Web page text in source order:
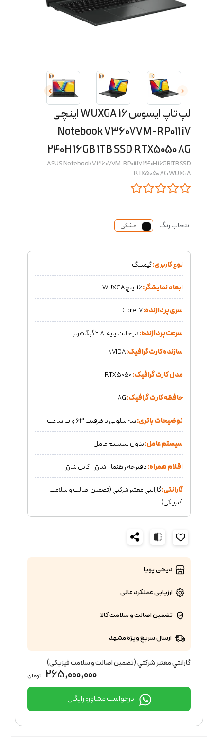
لپ تاپ ایسوس 16 WUXGA اینچی
Notebook V3607VM-RP011 i7
240H 16GB 1TB SSD RTX5050 8G
ASUS Notebook V3607VM-RP011 i7 240H 16GB 1TB SSD
RTX5050 8G WUXGA
انتخاب رنگ : مشکی
نوع کاربری:گیمینگ
ابعاد نمایشگر:16 اینچ WUXGA
سری پردازنده:Core i7
سرعت پردازنده:در حالت پایه: 2.8 گیگاهرتز
سازنده کارت گرافیک:NVIDA
مدل کارت گرافیک:RTX5050
حافظه کارت گرافیک:8G
توضیحات باتری:سه سلولی با ظرفیت ۶۳ وات ساعت
سیستم عامل:بدون سیستم عامل
اقلام همراه:دفترچه راهنما - شارژر - کابل شارژر
گارانتی:گارانتي معتبر شركتي (تضمين اصالت و سلامت
فیزیکی)
دیجی پویا
ارزیابی عملکردعالی
تضمین اصالت و سلامت کالا
ارسال سریع ویژه مشهد
گارانتي معتبر شركتي (تضمين اصالت و سلامت فیزیکی)
265,000,000 تومان
درخواست مشاوره رایگان